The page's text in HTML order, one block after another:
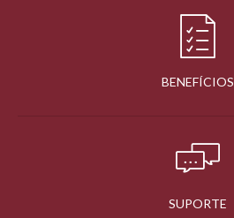
BENEFÍCIOS
SUPORTE